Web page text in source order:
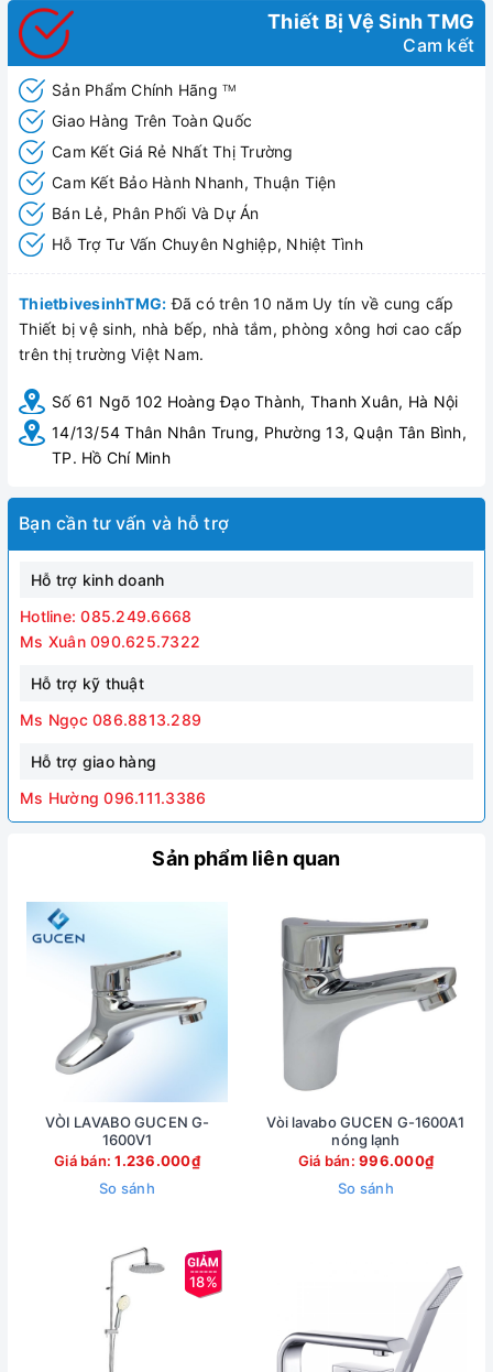
Thiết Bị Vệ Sinh TMG
Cam kết
Sản Phẩm Chính Hãng TM
Giao Hàng Trên Toàn Quốc
Cam Kết Giá Rẻ Nhất Thị Trường
Cam Kết Bảo Hành Nhanh, Thuận Tiện
Bán Lẻ, Phân Phối Và Dự Án
Hỗ Trợ Tư Vấn Chuyên Nghiệp, Nhiệt Tình
ThietbivesinhTMG: Đã có trên 10 năm Uy tín về cung cấp
Thiết bị vệ sinh, nhà bếp, nhà tắm, phòng xông hơi cao cấp
trên thị trường Việt Nam.
Số 61 Ngõ 102 Hoàng Đạo Thành, Thanh Xuân, Hà Nội
14/13/54 Thân Nhân Trung, Phường 13, Quận Tân Bình,
TP. Hồ Chí Minh
Bạn cần tư vấn và hỗ trợ
Hỗ trợ kinh doanh
Hotline: 085.249.6668
Ms Xuân 090.625.7322
Hỗ trợ kỹ thuật
Ms Ngọc 086.8813.289
Hỗ trợ giao hàng
Ms Hường 096.111.3386
Sản phẩm liên quan
VÒI LAVABO GUCEN G-
1600V1
Giá bán:1.236.000₫
So sánh
Vòi lavabo GUCEN G-1600A1
nóng lạnh
Giá bán:996.000₫
So sánh
18%